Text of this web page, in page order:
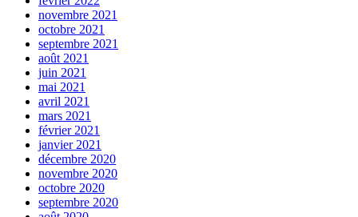
novembre 2021
octobre 2021
septembre 2021
août 2021
juin 2021
mai 2021
avril 2021
mars 2021
février 2021
janvier 2021
décembre 2020
novembre 2020
octobre 2020
septembre 2020